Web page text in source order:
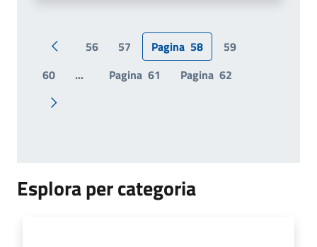
Pagina precedente
56 57 Pagina 58
59
60
... Pagina 61 Pagina 62
Pagina successiva
Esplora per categoria